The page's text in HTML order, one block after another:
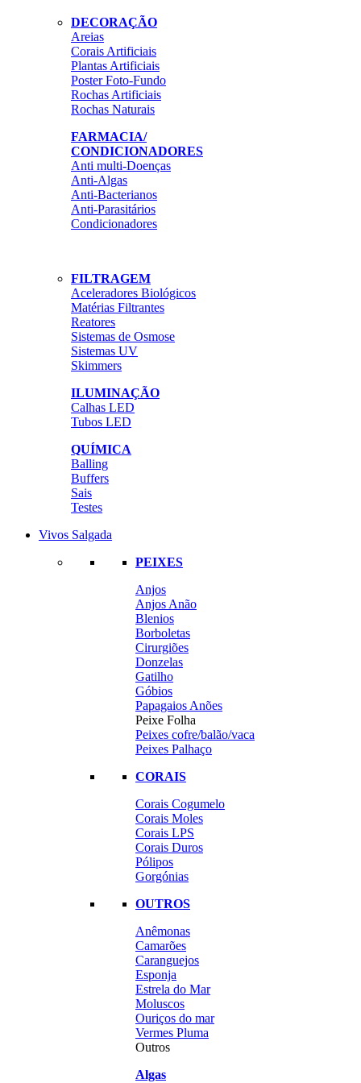
DECORAÇÃO
Areias
Corais Artificiais
Plantas Artificiais
Poster Foto-Fundo
Rochas Artificiais
Rochas Naturais
FARMACIA/
CONDICIONADORES
Anti multi-Doenças
Anti-Algas
Anti-Bacterianos
Anti-Parasitários
Condicionadores
FILTRAGEM
Aceleradores Biológicos
Matérias Filtrantes
Reatores
Sistemas de Osmose
Sistemas UV
Skimmers
ILUMINAÇÃO
Calhas LED
Tubos LED
QUÍMICA
Balling
Buffers
Sais
Testes
Vivos Salgada
PEIXES
Anjos
Anjos Anão
Blenios
Borboletas
Cirurgiões
Donzelas
Gatilho
Góbios
Papagaios Anões
Peixe Folha
Peixes cofre/balão/vaca
Peixes Palhaço
CORAIS
Corais Cogumelo
Corais Moles
Corais LPS
Corais Duros
Pólipos
Gorgónias
OUTROS
Anêmonas
Camarões
Caranguejos
Esponja
Estrela do Mar
Moluscos
Ouriços do mar
Vermes Pluma
Outros
Algas